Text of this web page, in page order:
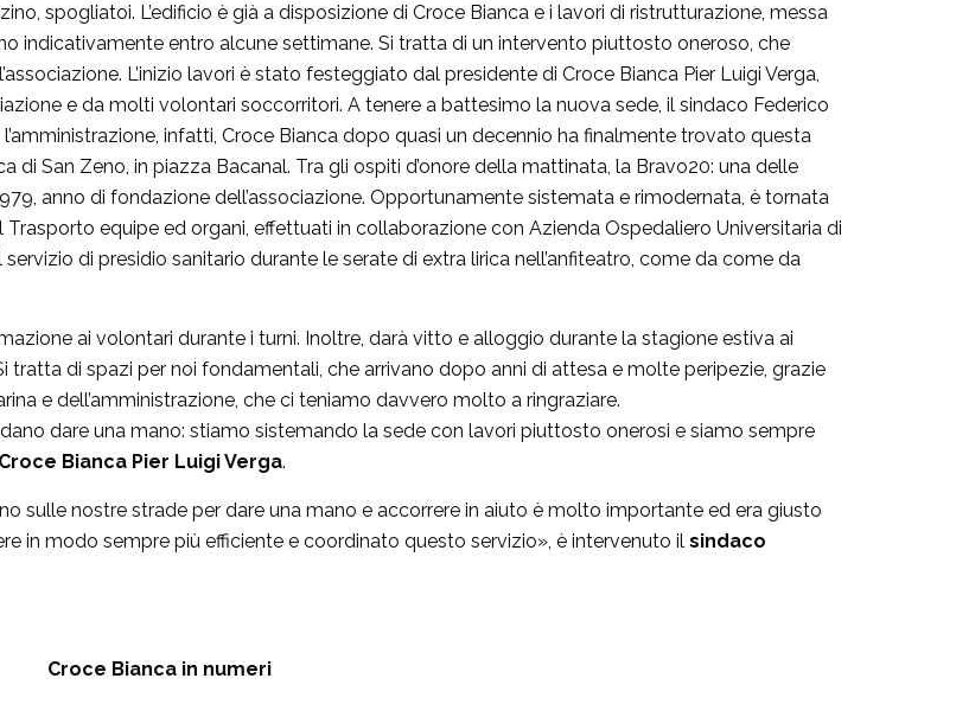
spogliatoi. L’edificio è già a disposizione di Croce Bianca e i lavori di ristrutturazione, messa
indicativamente entro alcune settimane. Si tratta di un intervento piuttosto oneroso, che
L’inizio lavori è stato festeggiato dal presidente di Croce Bianca Pier Luigi Verga,
e da molti volontari soccorritori. A tenere a battesimo la nuova sede, il sindaco Federico
infatti, Croce Bianca dopo quasi un decennio ha finalmente trovato questa
San Zeno, in piazza Bacanal. Tra gli ospiti d’onore della mattinata, la Bravo20: una delle
anno di fondazione dell’associazione. Opportunamente sistemata e rimodernata, è tornata
equipe ed organi, effettuati in collaborazione con Azienda Ospedaliero Universitaria di
di presidio sanitario durante le serate di extra lirica nell’anfiteatro, come da come da
ai volontari durante i turni. Inoltre, darà vitto e alloggio durante la stagione estiva ai
tratta di spazi per noi fondamentali, che arrivano dopo anni di attesa e molte peripezie, grazie
e dell’amministrazione, che ci teniamo davvero molto a ringraziare.
dare una mano: stiamo sistemando la sede con lavori piuttosto onerosi e siamo sempre
Bianca Pier Luigi Verga.
sulle nostre strade per dare una mano e accorrere in aiuto è molto importante ed era giusto
in modo sempre più efficiente e coordinato questo servizio», è intervenuto il sindaco
Croce Bianca in numeri